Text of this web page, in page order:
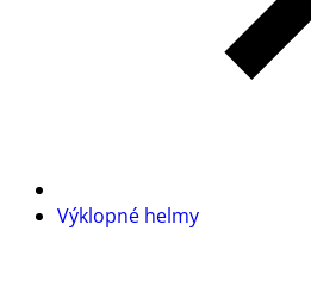
Výklopné helmy